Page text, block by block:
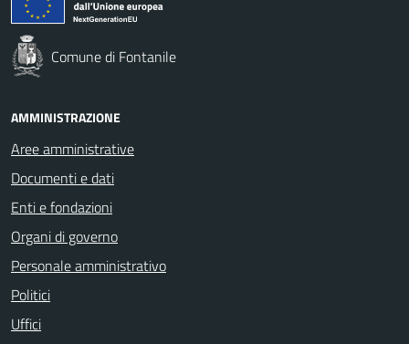
Comune di Fontanile
AMMINISTRAZIONE
Aree amministrative
Documenti e dati
Enti e fondazioni
Organi di governo
Personale amministrativo
Politici
Uffici